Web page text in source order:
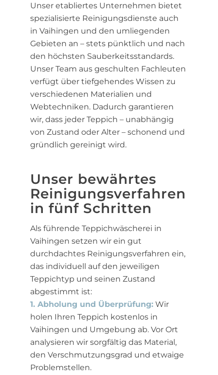
Unser etabliertes Unternehmen bietet
spezialisierte Reinigungsdienste auch
in Vaihingen und den umliegenden
Gebieten an – stets pünktlich und nach
den höchsten Sauberkeitsstandards.
Unser Team aus geschulten Fachleuten
verfügt über tiefgehendes Wissen zu
verschiedenen Materialien und
Webtechniken. Dadurch garantieren
wir, dass jeder Teppich – unabhängig
von Zustand oder Alter – schonend und
gründlich gereinigt wird.
Unser bewährtes
Reinigungsverfahren
in fünf Schritten
Als führende Teppichwäscherei in
Vaihingen setzen wir ein gut
durchdachtes Reinigungsverfahren ein,
das individuell auf den jeweiligen
Teppichtyp und seinen Zustand
abgestimmt ist:
1. Abholung und Überprüfung: Wir
holen Ihren Teppich kostenlos in
Vaihingen und Umgebung ab. Vor Ort
analysieren wir sorgfältig das Material,
den Verschmutzungsgrad und etwaige
Problemstellen.